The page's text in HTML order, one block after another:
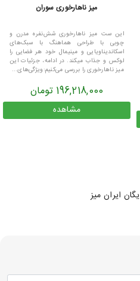
میز ناهارخوری سوران
این ست میز ناهارخوری شش‌نفره مدرن و
چوبی با طراحی هماهنگ با سبک‌های
اسکاندیناویایی و مینیمال خود هر فضایی را
لوکس و جذاب میکند. در ادامه، جزئیات این
میز ناهارخوری را بررسی می‌کنیم:ویژگی‌های...
196,218,000 تومان
مشاهده